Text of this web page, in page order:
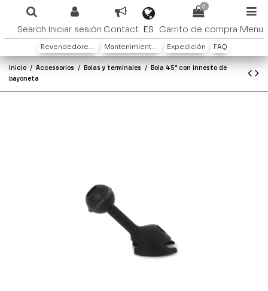
Search Iniciar sesión Contact ES
0
Carrito de compra Menu
Revendedores y distribuidores Mantenimiento y Garantìa Expedición FAQ
Inicio Accessorios Bolas y terminales
Bola 45° con innesto de
bayoneta